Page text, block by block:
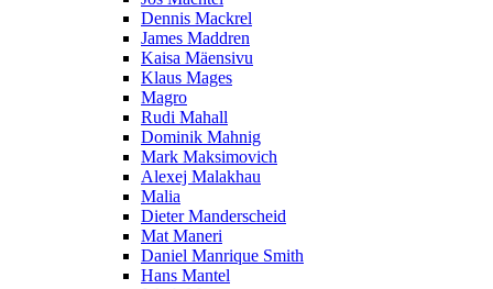
Dennis Mackrel
James Maddren
Kaisa Mäensivu
Klaus Mages
Magro
Rudi Mahall
Dominik Mahnig
Mark Maksimovich
Alexej Malakhau
Malia
Dieter Manderscheid
Mat Maneri
Daniel Manrique Smith
Hans Mantel